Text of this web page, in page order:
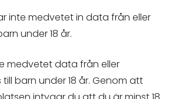
inte medvetet in data från eller
under 18 år.
medvetet data från eller
barn under 18 år. Genom att